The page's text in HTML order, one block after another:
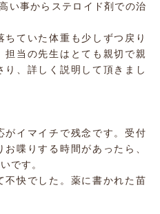
い事からステロイド剤での治
ていた体重も少しずつ戻り
当の先生はとても親切で親
、詳しく説明して頂きまし
がイマイチで残念です。受付
喋りする時間があったら、
です。
不快でした。薬に書かれた苗